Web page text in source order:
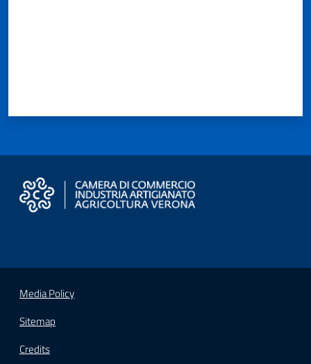
Media Policy
Sitemap
Credits